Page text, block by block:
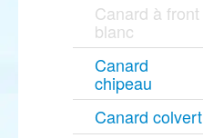
Canard à front
blanc
Canard
chipeau
Canard colvert